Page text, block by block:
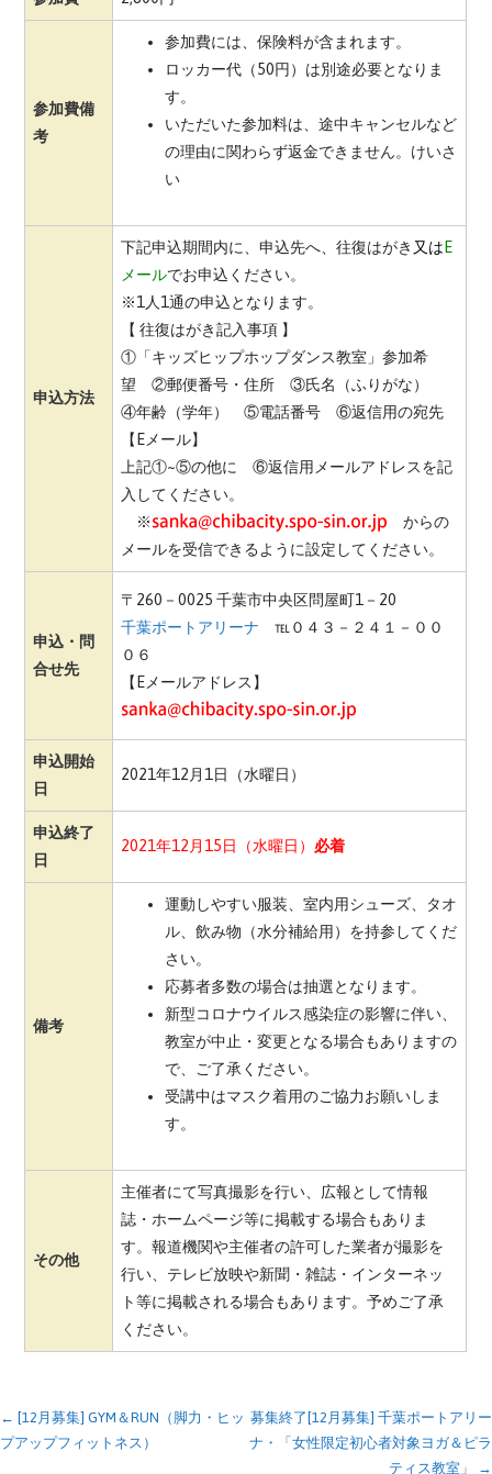
参加費備
考
参加費には、保険料が含まれます。
ロッカー代（50円）は別途必要となりま
す。
いただいた参加料は、途中キャンセルなど
の理由に関わらず返金できません。けいさ
い
申込方法
下記申込期間内に、申込先へ、往復はがき 又は E
メールでお申込ください。
※1人1通の申込となります。
【 往復はがき記入事項 】
①「キッズヒップホップダンス教室 」参加希
望 ②郵便番号・住所 ③氏名（ふりがな）
④年齢（学年） ⑤電話番号 ⑥返信用の宛先
【Eメール】
上記①~⑤の他に ⑥返信用メールアドレスを記
入してください。
※
からの
メールを受信できるように設定してください。
申込・問
合せ先
〒260－0025 千葉市中央区問屋町1－20
千葉ポートアリーナ ℡０４３－２４１－００
０６
【Eメールアドレス】
申込開始
日
2021年12月1日（水曜日）
申込終了
日
2021年12月15日（水曜日） 必着
備考
運動しやすい服装、室内用シューズ、タオ
ル、飲み物（水分補給用）を持参してくだ
さい。
応募者多数の場合は抽選となります。
新型コロナウイルス感染症の影響に伴い、
教室が中止・変更となる場合もありますの
で、ご了承ください。
受講中はマスク着用のご協力お願いしま
す。
その他
主催者にて写真撮影を行い、広報として情報
誌・ホームページ等に掲載する場合もありま
す。報道機関や主催者の許可した業者が撮影を
行い、テレビ放映や新聞・雑誌・インターネッ
ト等に掲載される場合もあります。予めご了承
ください。
投
← [12月募集] GYM＆RUN（脚力・ヒッ
プアップフィットネス）
募集終了[12月募集] 千葉ポートアリー
ナ・「女性限定初心者対象ヨガ＆ピラ
ティス教室」 →